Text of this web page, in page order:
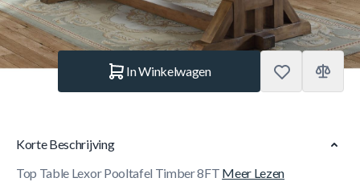
Aantal
In Winkelwagen
Korte Beschrijving
Top Table Lexor Pooltafel Timber 8FT Meer Lezen